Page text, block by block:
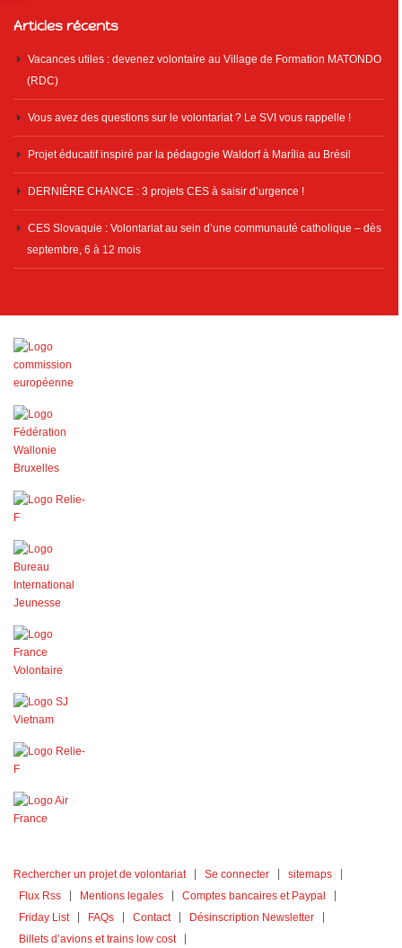
Articles récents
Vacances utiles : devenez volontaire au Village de Formation MATONDO
(RDC)
Vous avez des questions sur le volontariat ? Le SVI vous rappelle !
Projet éducatif inspiré par la pédagogie Waldorf à Marília au Brésil
DERNIÈRE CHANCE : 3 projets CES à saisir d’urgence !
CES Slovaquie : Volontariat au sein d’une communauté catholique – dès
septembre, 6 à 12 mois
Rechercher un projet de volontariat Se connecter
sitemaps
Flux Rss
Mentions legales
Comptes bancaires et Paypal
Friday List
FAQs Contact
Désinscription Newsletter
Billets d’avions et trains low cost